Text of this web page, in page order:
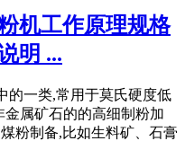
机工作原理规格
明 ...
的一类,常用于莫氏硬度低
属矿石的的高细制粉加
粉制备,比如生料矿、石膏